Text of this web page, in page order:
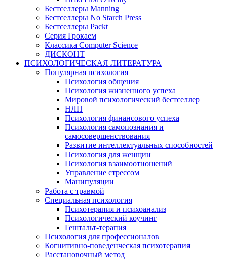
Бестселлеры Manning
Бестселлеры No Starch Press
Бестселлеры Packt
Серия Грокаем
Классика Computer Science
ДИСКОНТ
ПСИХОЛОГИЧЕСКАЯ ЛИТЕРАТУРА
Популярная психология
Психология общения
Психология жизненного успеха
Мировой психологический бестселлер
НЛП
Психология финансового успеха
Психология самопознания и
самосовершенствования
Развитие интеллектуальных способностей
Психология для женщин
Психология взаимоотношений
Управление стрессом
Манипуляции
Работа с травмой
Специальная психология
Психотерапия и психоанализ
Психологический коучинг
Гештальт-терапия
Психология для профессионалов
Когнитивно-поведенческая психотерапия
Расстановочный метод